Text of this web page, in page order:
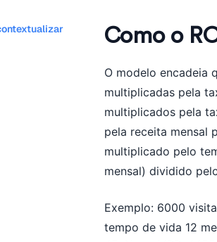
Como o
O modelo encadeia
multiplicadas pela
multiplicados pela
pela receita mensal
multiplicado pelo
mensal) dividido
Exemplo: 6000
tempo de vida 12